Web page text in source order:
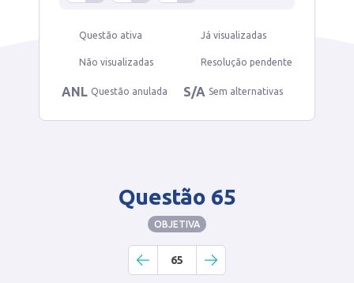
Questão ativa Já visualizadas
Não visualizadas Resolução pendente
ANL Questão anulada S/A Sem alternativas
Questão 65
OBJETIVA
65